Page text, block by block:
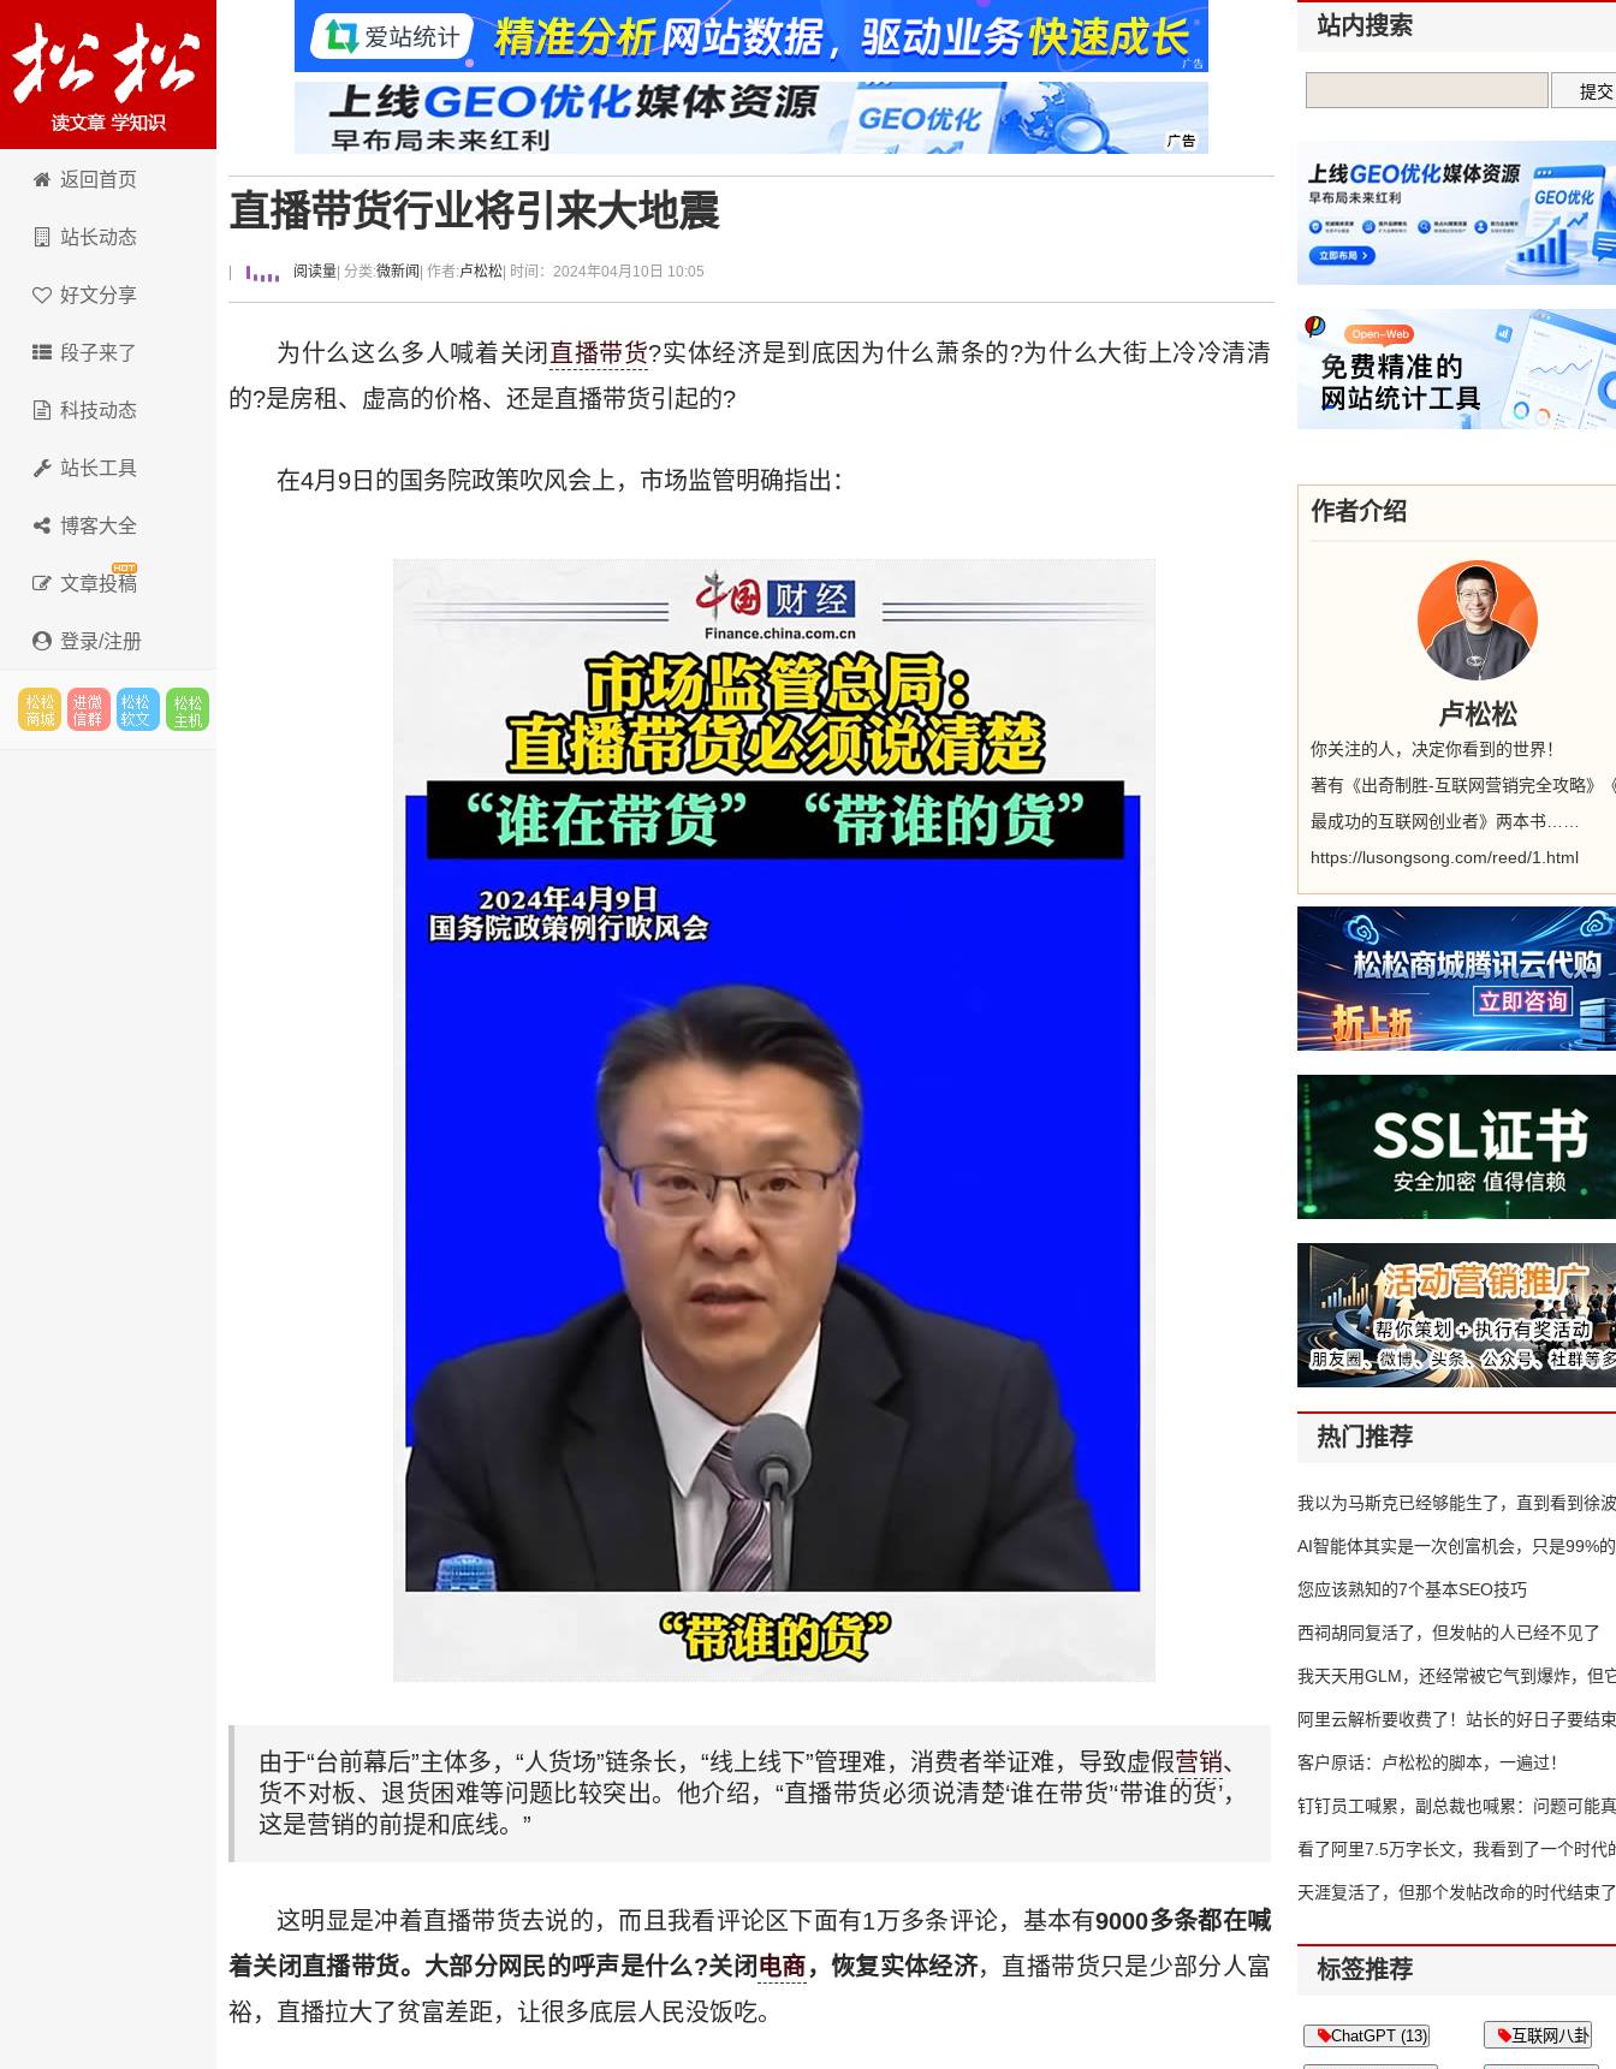
卢松松博客
返回首页
站长动态
好文分享
段子来了
科技动态
站长工具
博客大全
文章投稿
登录/注册
直播带货行业将引来大地震
阅读量 | 分类:微新闻 | 作者:卢松松 | 时间：2024年04月10日 10:05
为什么这么多人喊着关闭 直播带货?实体经济是到底因为什么萧条的?为什么大街上冷冷清清
的?是房租、虚高的价格、还是直播带货引起的?
在4月9日的国务院政策吹风会上，市场监管明确指出：
由于“台前幕后”主体多，“人货场”链条长，“线上线下”管理难，消费者举证难，导致虚假营销、
货不对板、退货困难等问题比较突出。他介绍，“直播带货必须说清楚‘谁在带货’‘带谁的货’，
这是营销的前提和底线。”
这明显是冲着直播带货去说的，而且我看评论区下面有1万多条评论，基本有9000多条都在喊
着关闭直播带货。 大部分网民的呼声是什么?关闭 电商，恢复实体经济，直播带货只是少部分人富
裕，直播拉大了贫富差距，让很多底层人民没饭吃。
站内搜索
作者介绍
卢松松
你关注的人，决定你看到的世界！
著有《出奇制胜-互联网营销完全攻略》
最成功的互联网创业者》两本书……
https://lusongsong.com/reed/1.html
热门推荐
我以为马斯克已经够能生了，直到看到
AI智能体其实是一次创富机会，只是99%
错过了
您应该熟知的7个基本SEO技巧
西祠胡同复活了，但发帖的人已经不见了
我天天用GLM，还经常被它气到爆炸，但
16万亿
阿里云解析要收费了！站长的好日子要结
客户原话：卢松松的脚本，一遍过！
钉钉员工喊累，副总裁也喊累：问题可能
了
看了阿里7.5万字长文，我看到了一个时代
天涯复活了，但那个发帖改命的时代结束了
标签推荐
ChatGPT (13) 互联网八卦